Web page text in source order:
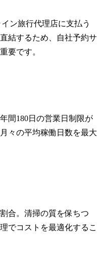
ン旅行代理店に支払う
結するため、自社予約サ
要です。
間180日の営業日制限が
々の平均稼働日数を最大
合。清掃の質を保ちつ
でコストを最適化するこ